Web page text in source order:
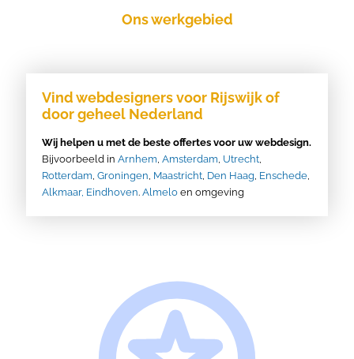
Ons werkgebied
Vind webdesigners voor Rijswijk of
door geheel Nederland
Wij helpen u met de beste offertes voor uw webdesign.
Bijvoorbeeld in Arnhem, Amsterdam, Utrecht,
Rotterdam, Groningen, Maastricht, Den Haag, Enschede,
Alkmaar, Eindhoven. Almelo en omgeving